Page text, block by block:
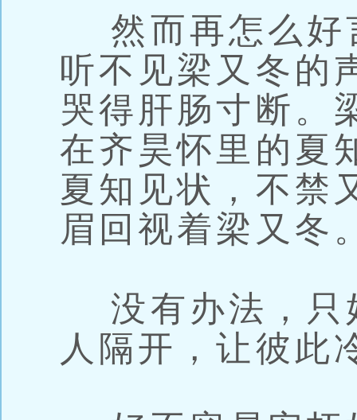
然而再怎么好
听不见梁又冬的
哭得肝肠寸断。
在齐昊怀里的夏
夏知见状，不禁
眉回视着梁又冬
没有办法，只
人隔开，让彼此